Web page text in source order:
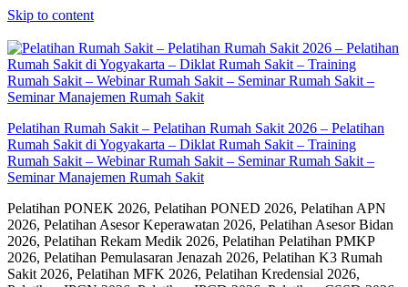
Skip to content
Pelatihan Rumah Sakit – Pelatihan Rumah Sakit 2026 – Pelatihan
Rumah Sakit di Yogyakarta – Diklat Rumah Sakit – Training
Rumah Sakit – Webinar Rumah Sakit – Seminar Rumah Sakit –
Seminar Manajemen Rumah Sakit
Pelatihan PONEK 2026, Pelatihan PONED 2026, Pelatihan APN
2026, Pelatihan Asesor Keperawatan 2026, Pelatihan Asesor Bidan
2026, Pelatihan Rekam Medik 2026, Pelatihan Pelatihan PMKP
2026, Pelatihan Pemulasaran Jenazah 2026, Pelatihan K3 Rumah
Sakit 2026, Pelatihan MFK 2026, Pelatihan Kredensial 2026,